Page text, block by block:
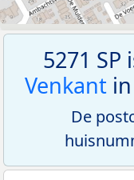
5271
Venkant
De